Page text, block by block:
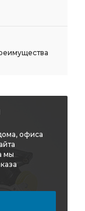
офиса
мы